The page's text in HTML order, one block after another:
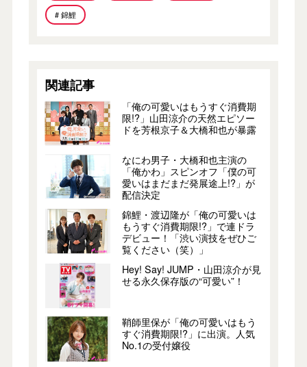
# 錦鯉
関連記事
「俺の可愛いはもうすぐ消費期
限!?」山田涼介の天然エピソー
ドを芳根京子＆大橋和也が暴露
なにわ男子・大橋和也主演の
「俺かわ」スピンオフ「僕の可
愛いはまだまだ発展途上!?」が
配信決定
錦鯉・渡辺隆が「俺の可愛いは
もうすぐ消費期限!?」で連ドラ
デビュー！「渋い演技をぜひご
覧ください（笑）」
Hey! Say! JUMP・山田涼介が見
せる永久保存版の“可愛い”！
鞘師里保が「俺の可愛いはもう
すぐ消費期限!?」に出演。人気
No.1の受付嬢役